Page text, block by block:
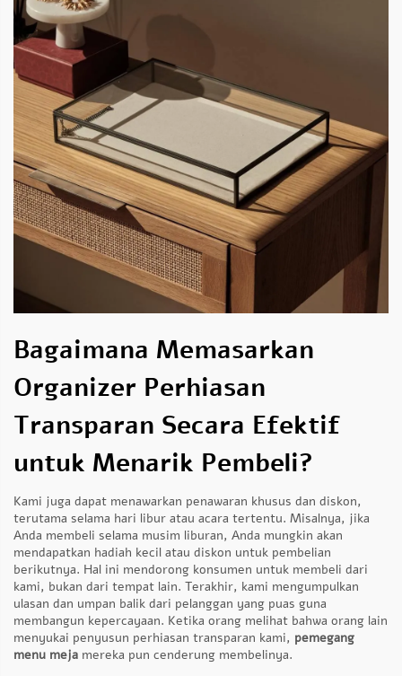
Bagaimana Memasarkan
Organizer Perhiasan
Transparan Secara Efektif
untuk Menarik Pembeli?
Kami juga dapat menawarkan penawaran khusus dan diskon,
terutama selama hari libur atau acara tertentu. Misalnya, jika
Anda membeli selama musim liburan, Anda mungkin akan
mendapatkan hadiah kecil atau diskon untuk pembelian
berikutnya. Hal ini mendorong konsumen untuk membeli dari
kami, bukan dari tempat lain. Terakhir, kami mengumpulkan
ulasan dan umpan balik dari pelanggan yang puas guna
membangun kepercayaan. Ketika orang melihat bahwa orang lain
menyukai penyusun perhiasan transparan kami, pemegang
menu meja mereka pun cenderung membelinya.